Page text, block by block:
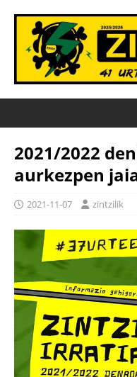
2021/2022
aurkezpen
2021-11-07 zintzilik